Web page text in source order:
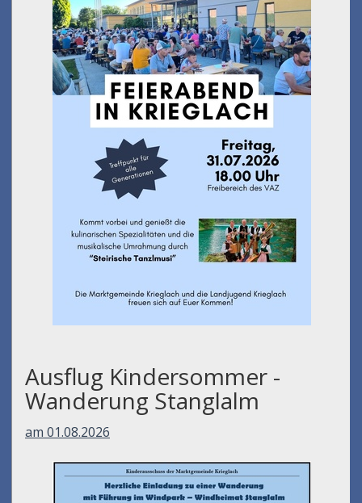
Ausflug Kindersommer -
Wanderung Stanglalm
am 01.08.2026